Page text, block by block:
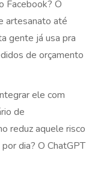
Facebook? O
artesanato até
gente já usa pra
de orçamento
ele com
de
reduz aquele risco
dia? O ChatGPT